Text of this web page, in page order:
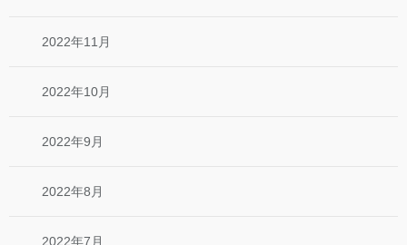
2022年11月
2022年10月
2022年9月
2022年8月
2022年7月